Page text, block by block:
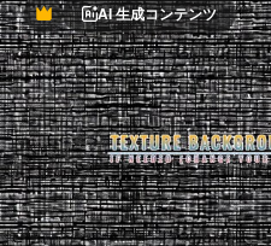
PremiumAI 生成コンテンツ